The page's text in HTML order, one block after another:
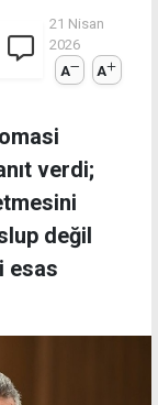
21 Nisan
2026
A
A
verdi;
değil
esas